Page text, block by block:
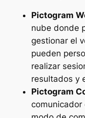
Pictogram
nube donde
gestionar el
pueden
realizar
resultados y
Pictogram
comunicador